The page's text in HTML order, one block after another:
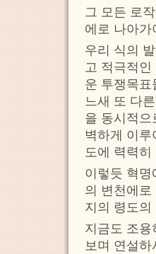
그 모든 로
에로 나아가
우리 식의
고 적극적
운 투쟁목
느새 또 다
을 동시적
벽하게 이
도에 력력
이렇듯 혁
의 변천에
지의 령도
지금도 조
보며 연설